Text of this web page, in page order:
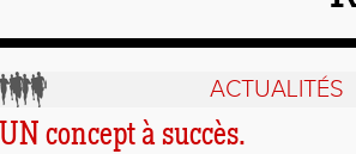
ACTUALITÉS
UN concept à succès.